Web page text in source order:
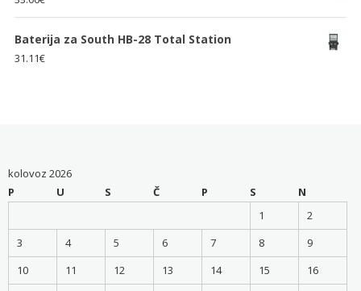
Baterija za South HB-28 Total Station
31.11€
kolovoz 2026
P
U S Č P S
N
1
2
3
4 5 6 7 8
9
10
11 12 13 14 15
16